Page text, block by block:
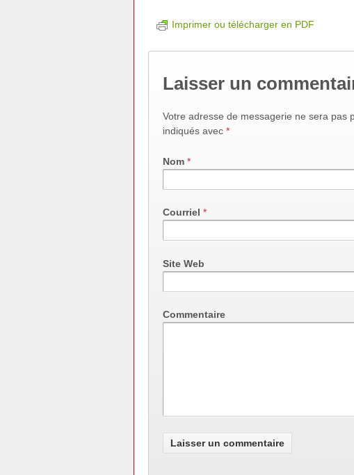
Imprimer ou télécharger en PDF
Laisser un
Votre adresse de messagerie ne sera pas
indiqués avec *
Nom *
Courriel *
Site Web
Commentaire